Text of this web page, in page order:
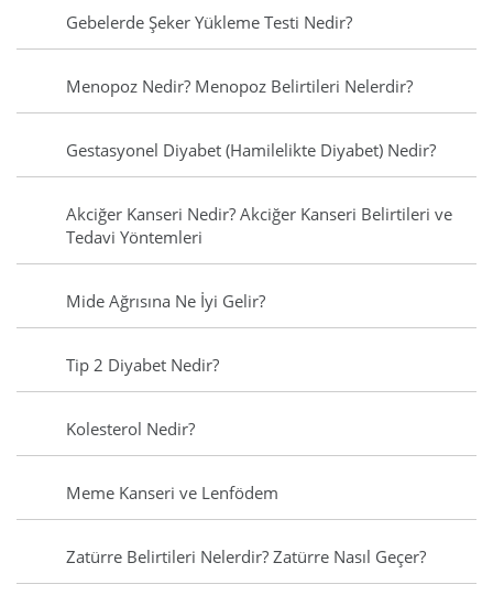
Gebelerde Şeker Yükleme Testi Nedir?
Menopoz Nedir? Menopoz Belirtileri Nelerdir?
Gestasyonel Diyabet (Hamilelikte Diyabet) Nedir?
Akciğer Kanseri Nedir? Akciğer Kanseri Belirtileri ve
Tedavi Yöntemleri
Mide Ağrısına Ne İyi Gelir?
Tip 2 Diyabet Nedir?
Kolesterol Nedir?
Meme Kanseri ve Lenfödem
Zatürre Belirtileri Nelerdir? Zatürre Nasıl Geçer?